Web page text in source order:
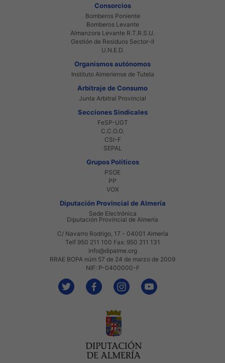
Consorcios
Bomberos Poniente
Bomberos Levante
Almanzora Levante R.T.R.S.U.
Gestión de Residuos Sector-II
U.N.E.D.
Organismos autónomos
Instituto Almeriense de Tutela
Arbitraje de Consumo
Junta Arbitral Provincial
Secciones Sindicales
FeSP-UGT
C.C.O.O.
CSI-F
SEPAL
Grupos Políticos
PSOE
PP
VOX
Diputación Provincial de Almería
Sede Electrónica
Diputación Provincial de Almería
C/ Navarro Rodrigo, 17 - 04001 Almería
Telf 950 211 100 Fax: 950 211 131
info@dipalme.org
RRAE BOPA núm 57 de 24 de marzo de 2009
NIF: P-0400000-F